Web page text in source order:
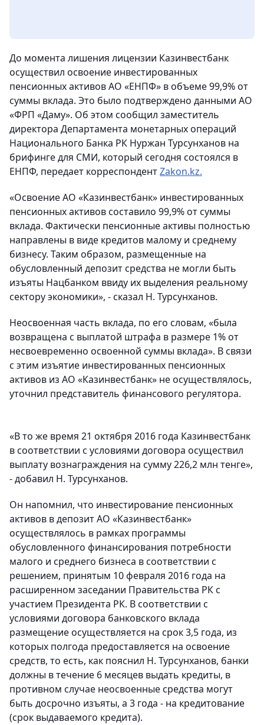
До момента лишения лицензии Казинвестбанк
осуществил освоение инвестированных
пенсионных активов АО «ЕНПФ» в объеме 99,9% от
суммы вклада. Это было подтверждено данными АО
«ФРП «Даму». Об этом сообщил заместитель
директора Департамента монетарных операций
Национального Банка РК Нуржан Турсунханов на
брифинге для СМИ, который сегодня состоялся в
ЕНПФ, передает корреспондентZakon.kz.
«Освоение АО «Казинвестбанк» инвестированных
пенсионных активов составило 99,9% от суммы
вклада. Фактически пенсионные активы полностью
направлены в виде кредитов малому и среднему
бизнесу. Таким образом, размещенные на
обусловленный депозит средства не могли быть
изъяты Нацбанком ввиду их выделения реальному
сектору экономики», - сказал Н. Турсунханов.
Неосвоенная часть вклада, по его словам, «была
возвращена с выплатой штрафа в размере 1% от
несвоевременно освоенной суммы вклада». В связи
с этим изъятие инвестированных пенсионных
активов из АО «Казинвестбанк» не осуществлялось,
уточнил представитель финансового регулятора.
«В то же время 21 октября 2016 года Казинвестбанк
в соответствии с условиями договора осуществил
выплату вознаграждения на сумму 226,2 млн тенге»,
- добавил Н. Турсунханов.
Он напомнил, что инвестирование пенсионных
активов в депозит АО «Казинвестбанк»
осуществлялось в рамках программы
обусловленного финансирования потребности
малого и среднего бизнеса в соответствии с
решением, принятым 10 февраля 2016 года на
расширенном заседании Правительства РК с
участием Президента РК. В соответствии с
условиями договора банковского вклада
размещение осуществляется на срок 3,5 года, из
которых полгода предоставляется на освоение
средств, то есть, как пояснил Н. Турсунханов, банки
должны в течение 6 месяцев выдать кредиты, в
противном случае неосвоенные средства могут
быть досрочно изъяты, а 3 года - на кредитование
(срок выдаваемого кредита).